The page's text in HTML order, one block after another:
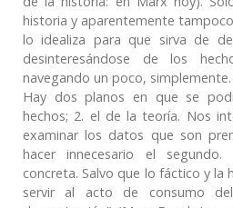
historia y aparentemente
lo idealiza para que sirva de
desinteresándose de los
navegando un poco, simplemente.
Hay dos planos en que se
hechos; 2. el de la teoría. Nos
examinar los datos que son
hacer innecesario el
concreta. Salvo que lo fáctico y la
servir al acto de consumo